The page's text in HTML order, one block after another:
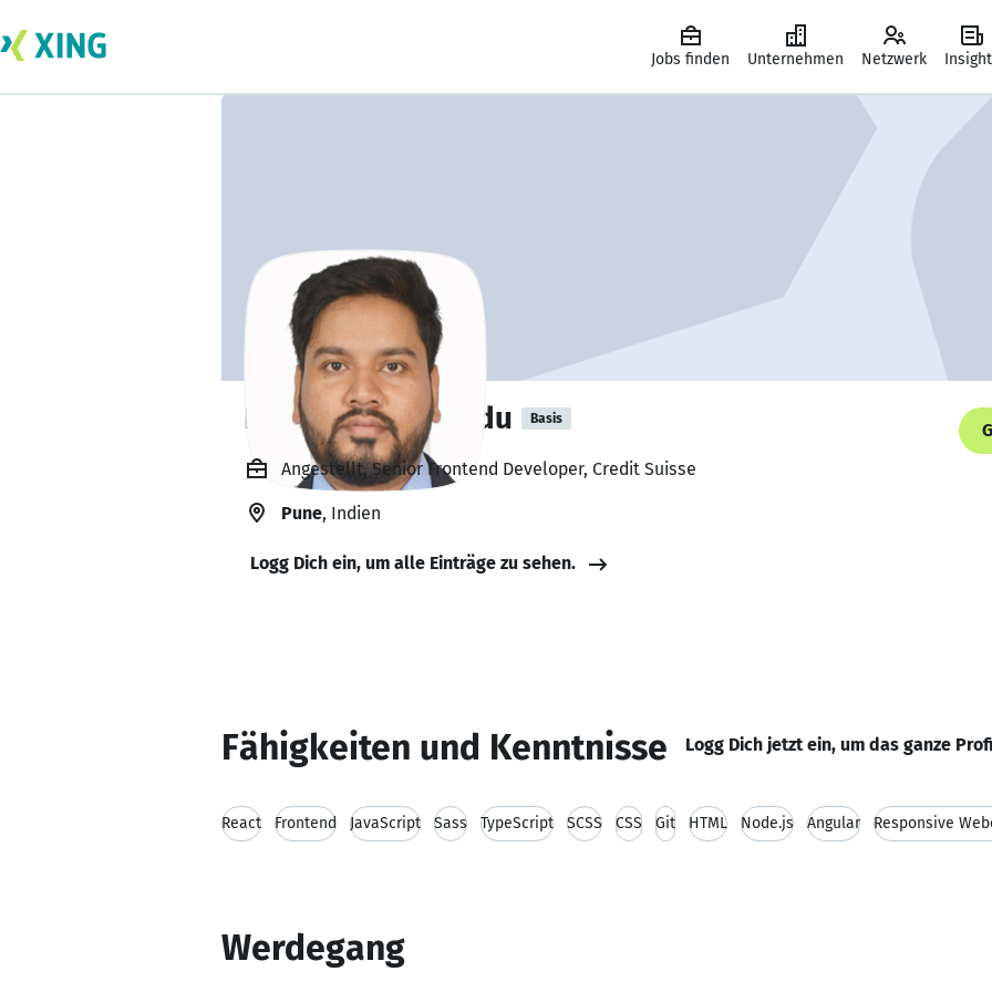
Jobs finden Unternehmen Netzwerk
Debaprasad Kundu Basis
Angestellt, Senior Frontend Developer, Credit Suisse
Pune, Indien
Logg Dich ein, um alle Einträge zu sehen.
Fähigkeiten und Kenntnisse Logg Dich jetzt ein, um das ganze
React Frontend JavaScript Sass TypeScript SCSS CSS Git HTML Node.js Angular Responsive
Werdegang